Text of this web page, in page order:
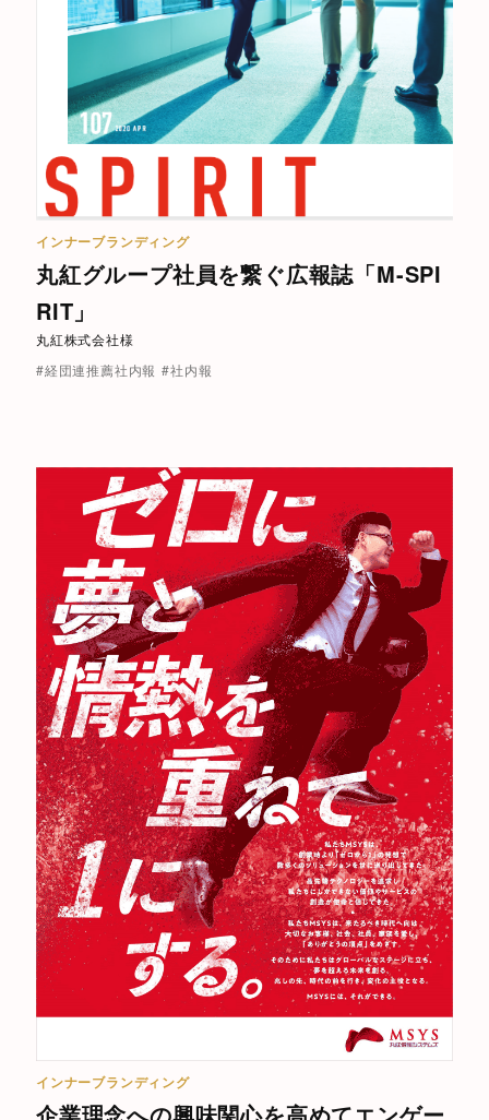
インナーブランディング
丸紅グループ社員を繋ぐ広報誌「M-SPI
RIT」
丸紅株式会社様
#経団連推薦社内報 #社内報
インナーブランディング